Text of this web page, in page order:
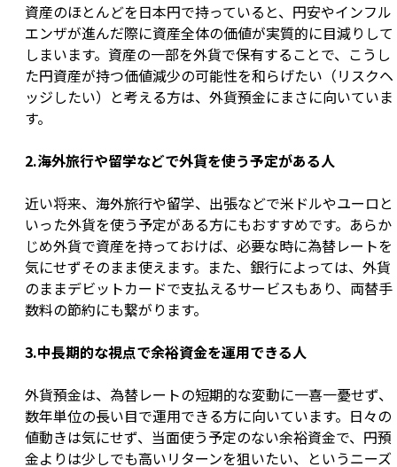
資産のほとんどを日本円で持っていると、円安やインフル
エンザが進んだ際に資産全体の価値が実質的に目減りして
しまいます。資産の一部を外貨で保有することで、こうし
た円資産が持つ価値減少の可能性を和らげたい（リスクヘ
ッジしたい）と考える方は、外貨預金にまさに向いていま
す。
2.海外旅行や留学などで外貨を使う予定がある人
近い将来、海外旅行や留学、出張などで米ドルやユーロと
いった外貨を使う予定がある方にもおすすめです。あらか
じめ外貨で資産を持っておけば、必要な時に為替レートを
気にせずそのまま使えます。また、銀行によっては、外貨
のままデビットカードで支払えるサービスもあり、両替手
数料の節約にも繋がります。
3.中長期的な視点で余裕資金を運用できる人
外貨預金は、為替レートの短期的な変動に一喜一憂せず、
数年単位の長い目で運用できる方に向いています。日々の
値動きは気にせず、当面使う予定のない余裕資金で、円預
金よりは少しでも高いリターンを狙いたい、というニーズ